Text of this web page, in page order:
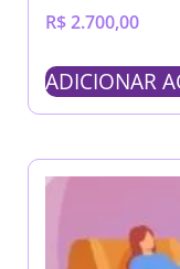
R$2.700,00
ADICIONAR